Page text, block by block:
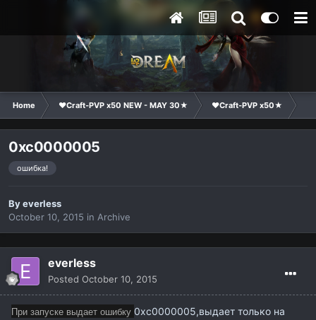
Home ❤Craft-PVP x50 NEW - MAY 30★ ❤Craft-PVP x50★
0xc0000005
ошибка!
Byeverless
October 10, 2015 in Archive
everless
Posted October 10, 2015
При запуске выдает ошибку 0xc0000005,выдает только на